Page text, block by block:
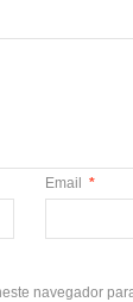
Email *
navegador